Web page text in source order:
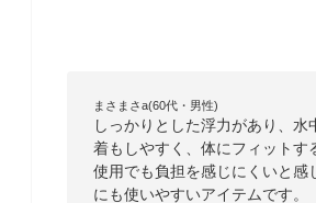
まさまさa(60代・男性)
しっかりとした浮力があり、
着もしやすく、体にフィット
使用でも負担を感じにくいと
にも使いやすいアイテムです。